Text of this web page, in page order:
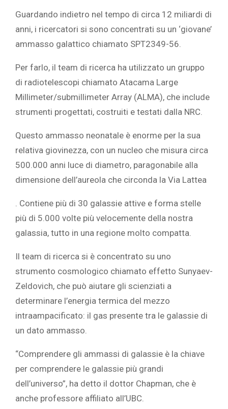
Guardando indietro nel tempo di circa 12 miliardi di
anni, i ricercatori si sono concentrati su un ‘giovane’
ammasso galattico chiamato SPT2349-56.
Per farlo, il team di ricerca ha utilizzato un gruppo
di radiotelescopi chiamato Atacama Large
Millimeter/submillimeter Array (ALMA), che include
strumenti progettati, costruiti e testati dalla NRC.
Questo ammasso neonatale è enorme per la sua
relativa giovinezza, con un nucleo che misura circa
500.000 anni luce di diametro, paragonabile alla
dimensione dell’aureola che circonda la Via Lattea
. Contiene più di 30 galassie attive e forma stelle
più di 5.000 volte più velocemente della nostra
galassia, tutto in una regione molto compatta.
Il team di ricerca si è concentrato su uno
strumento cosmologico chiamato effetto Sunyaev-
Zeldovich, che può aiutare gli scienziati a
determinare l’energia termica del mezzo
intraampacificato: il gas presente tra le galassie di
un dato ammasso.
“Comprendere gli ammassi di galassie è la chiave
per comprendere le galassie più grandi
dell’universo”, ha detto il dottor Chapman, che è
anche professore affiliato all’UBC.